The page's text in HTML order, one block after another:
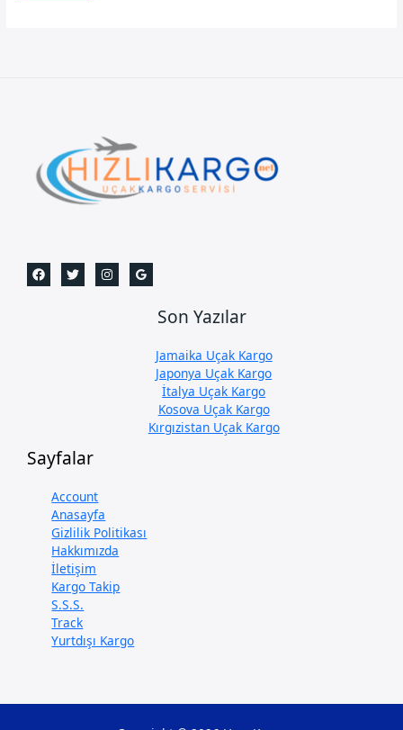
Son Yazılar
Jamaika Uçak Kargo
Japonya Uçak Kargo
İtalya Uçak Kargo
Kosova Uçak Kargo
Kırgızistan Uçak Kargo
Sayfalar
Account
Anasayfa
Gizlilik Politikası
Hakkımızda
İletişim
Kargo Takip
S.S.S.
Track
Yurtdışı Kargo